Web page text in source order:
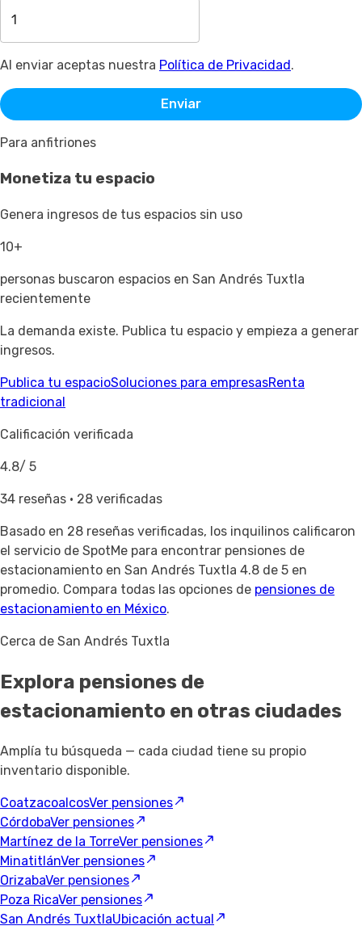
Al enviar aceptas nuestra Política de Privacidad.
Enviar
Para anfitriones
Monetiza tu espacio
Genera ingresos de tus espacios sin uso
10+
personas buscaron espacios en San Andrés Tuxtla
recientemente
La demanda existe. Publica tu espacio y empieza a generar
ingresos.
Publica tu espacioSoluciones para empresasRenta
tradicional
Calificación verificada
4.8/ 5
34 reseñas · 28 verificadas
Basado en 28 reseñas verificadas, los inquilinos calificaron
el servicio de SpotMe para encontrar pensiones de
estacionamiento en San Andrés Tuxtla 4.8 de 5 en
promedio. Compara todas las opciones de pensiones de
estacionamiento en México.
Cerca de San Andrés Tuxtla
Explora pensiones de
estacionamiento en otras ciudades
Amplía tu búsqueda — cada ciudad tiene su propio
inventario disponible.
CoatzacoalcosVer pensiones
CórdobaVer pensiones
Martínez de la TorreVer pensiones
MinatitlánVer pensiones
OrizabaVer pensiones
Poza RicaVer pensiones
San Andrés TuxtlaUbicación actual